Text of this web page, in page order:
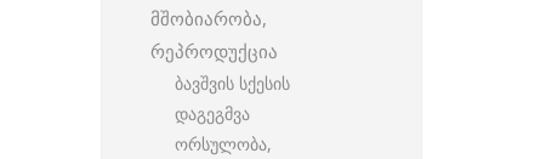
მშობიარობა,
რეპროდუქცია
ბავშვის სქესის
დაგეგმვა
ორსულობა,